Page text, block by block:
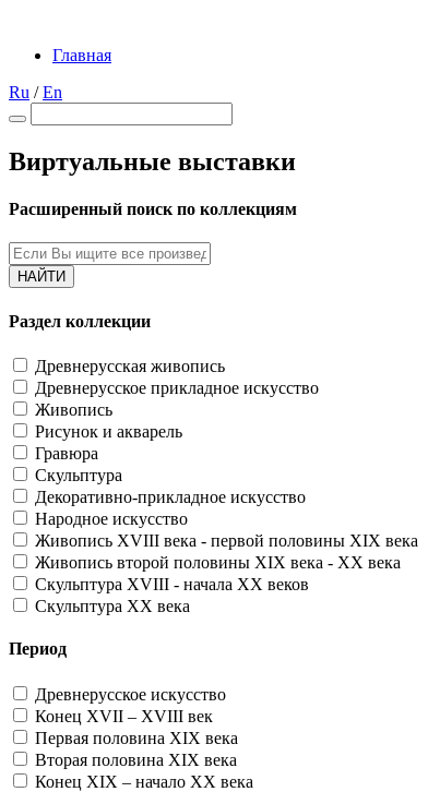
Главная
Ru /En
Виртуальные выставки
Расширенный поиск по коллекциям
НАЙТИ
Раздел коллекции
Древнерусская живопись
Древнерусское прикладное искусство
Живопись
Рисунок и акварель
Гравюра
Скульптура
Декоративно-прикладное искусство
Народное искусство
Живопись XVIII века - первой половины XIX века
Живопись второй половины XIX века - XX века
Скульптура XVIII - начала XX веков
Скульптура XX века
Период
Древнерусское искусство
Конец XVII – XVIII век
Первая половина XIX века
Вторая половина XIX века
Конец XIX – начало XX века